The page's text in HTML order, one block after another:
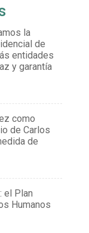
la
de
entidades
y garantía
como
de Carlos
de
el Plan
Humanos